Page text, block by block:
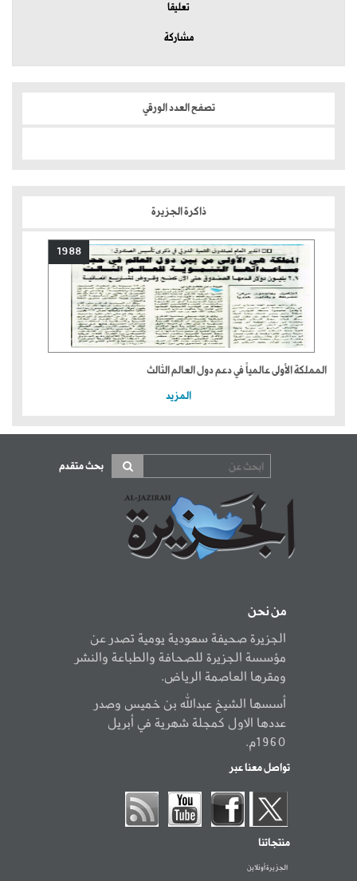
تعليقا
مشاركة
تصفح العدد الورقي
ذاكرة الجزيرة
1988
المملكة الأولى عالمياً في دعم دول العالم الثالث
المزيد
بحث متقدم
من نحن
الجزيرة صحيفة سعودية يومية تصدر عن
مؤسسة الجزيرة للصحافة والطباعة والنشر
ومقرها العاصمة الرياض.
أسسها الشيخ عبدالله بن خميس وصدر
عددها الاول كمجلة شهرية في أبريل
1960م.
تواصل معنا عبر
منتجاتنا
الجزيرة أونلاين